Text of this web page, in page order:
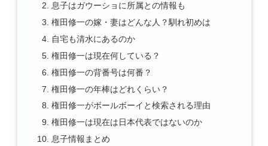
息子はガウーショに所属との情報も
権田修一の嫁・妻はどんな人？馴れ初めは
自宅も清水にあるのか
権田修一は現在何している？
権田修一の背番号は何番？
権田修一の年棒はどれくらい？
権田修一がボールボーイと検索される理由
権田修一は現在は日本代表ではないのか
息子情報まとめ